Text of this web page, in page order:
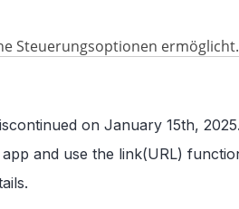
Steuerungsoptionen ermöglicht.